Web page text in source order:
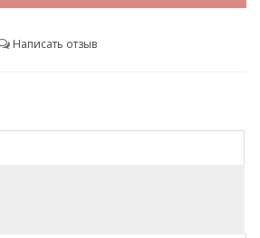
Написать отзыв